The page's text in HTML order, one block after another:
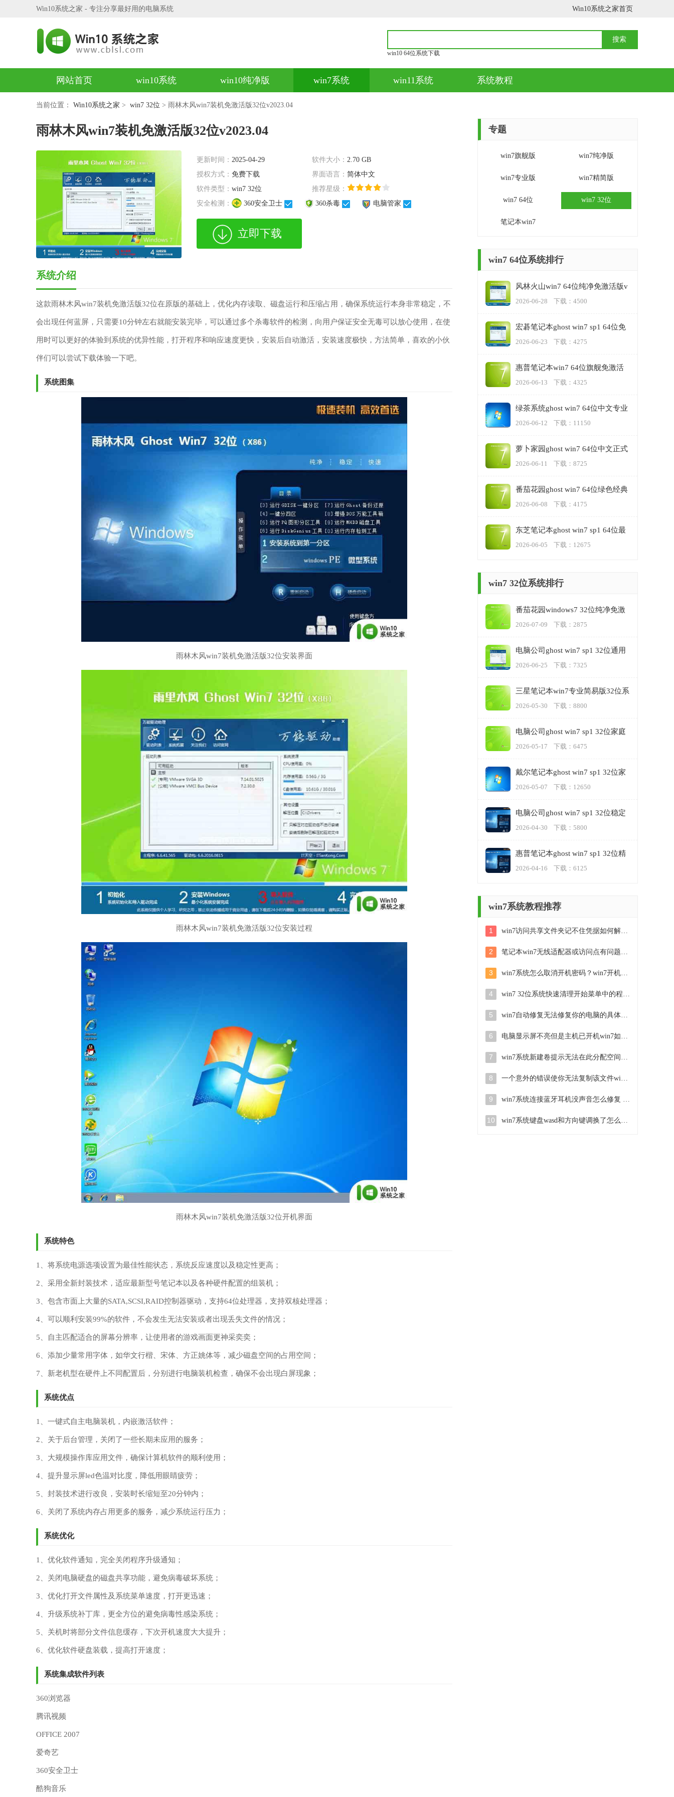
Win10系统之家 - 专注分享最好用的电脑系统 Win10系统之家首页
win10 64位系统下载
网站首页 win10系统 win10纯净版 win7系统 win11系统 系统教程
当前位置： Win10系统之家 > win7 32位 > 雨林木风win7装机免激活版32位v2023.04
雨林木风win7装机免激活版32位v2023.04
更新时间： 2025-04-29 软件大小：2.70 GB
授权方式： 免费下载 界面语言：简体中文
软件类型： win7 32位
推荐星级：
安全检测：
360安全卫士 360杀毒 电脑管家
立即下载
系统介绍
这款雨林木风win7装机免激活版32位在原版的基础上，优化内存读取、磁盘运行和压缩占用，确保系统运行本身非常稳定，不
会出现任何蓝屏，只需要10分钟左右就能安装完毕，可以通过多个杀毒软件的检测，向用户保证安全无毒可以放心使用，在使
用时可以更好的体验到系统的优异性能，打开程序和响应速度更快，安装后自动激活，安装速度极快，方法简单，喜欢的小伙
伴们可以尝试下载体验一下吧。
系统图集
雨林木风win7装机免激活版32位安装界面
雨林木风win7装机免激活版32位安装过程
雨林木风win7装机免激活版32位开机界面
系统特色
1、将系统电源选项设置为最佳性能状态，系统反应速度以及稳定性更高；
2、采用全新封装技术，适应最新型号笔记本以及各种硬件配置的组装机；
3、包含市面上大量的SATA,SCSI,RAID控制器驱动，支持64位处理器，支持双核处理器；
4、可以顺利安装99%的软件，不会发生无法安装或者出现丢失文件的情况；
5、自主匹配适合的屏幕分辨率，让使用者的游戏画面更神采奕奕；
6、添加少量常用字体，如华文行楷、宋体、方正姚体等，减少磁盘空间的占用空间；
7、新老机型在硬件上不同配置后，分别进行电脑装机检查，确保不会出现白屏现象；
系统优点
1、一键式自主电脑装机，内嵌激活软件；
2、关于后台管理，关闭了一些长期未应用的服务；
3、大规模操作库应用文件，确保计算机软件的顺利使用；
4、提升显示屏led色温对比度，降低用眼睛疲劳；
5、封装技术进行改良，安装时长缩短至20分钟内；
6、关闭了系统内存占用更多的服务，减少系统运行压力；
系统优化
1、优化软件通知，完全关闭程序升级通知；
2、关闭电脑硬盘的磁盘共享功能，避免病毒破坏系统；
3、优化打开文件属性及系统菜单速度，打开更迅速；
4、升级系统补丁库，更全方位的避免病毒性感染系统；
5、关机时将部分文件信息缓存，下次开机速度大大提升；
6、优化软件硬盘装载，提高打开速度；
系统集成软件列表
360浏览器
腾讯视频
OFFICE 2007
爱奇艺
360安全卫士
酷狗音乐
专题
win7旗舰版 win7纯净版
win7专业版 win7精简版
win7 64位 win7 32位
笔记本win7
win7 64位系统排行
风林火山win7 64位纯净免激活版v
2023.06
2026-06-28 下载：4500
宏碁笔记本ghost win7 sp1 64位免
费极速版下载v2023.06
2026-06-23 下载：4275
惠普笔记本win7 64位旗舰免激活
版v2023.06
2026-06-13 下载：4325
绿茶系统ghost win7 64位中文专业
版v2023.06
2026-06-12 下载：11150
萝卜家园ghost win7 64位中文正式
版v2023.06
2026-06-11 下载：8725
番茄花园ghost win7 64位绿色经典
版v2023.06
2026-06-08 下载：4175
东芝笔记本ghost win7 sp1 64位最
新专业版下载v2023.06
2026-06-05 下载：12675
win7 32位系统排行
番茄花园windows7 32位纯净免激
活版v2023.07
2026-07-09 下载：2875
​电脑公司ghost win7 sp1 32位通用
稳定版v2023.06
2026-06-25 下载：7325
三星笔记本win7专业简易版32位系
统下载v2023.05
2026-05-30 下载：8800
​电脑公司ghost win7 sp1 32位家庭
稳定版下载v2023.05
2026-05-17 下载：6475
戴尔笔记本ghost win7 sp1 32位家
庭正式版下载v2023.05
2026-05-07 下载：12650
​电脑公司ghost win7 sp1 32位稳定
纯净原版v2023.04
2026-04-30 下载：5800
惠普笔记本ghost win7 sp1 32位精
简装机版下载v2023.04
2026-04-16 下载：6125
win7系统教程推荐
1 win7访问共享文件夹记不住凭据如何解决 Windows 7 记住网络共享文件夹凭据设置方法
2 笔记本win7无线适配器或访问点有问题解决方法 笔记本win7无线适配器无法连接网络解决方法
3 win7系统怎么取消开机密码？win7开机密码怎么取消 win7系统如何取消开机密码
4 win7 32位系统快速清理开始菜单中的程序使用记录的方法 如何清理win7 32位系统开始菜单中的程序使用记录
5 win7自动修复无法修复你的电脑的具体处理方法 win7自动修复无法修复的原因和解决方法
6 电脑显示屏不亮但是主机已开机win7如何修复 电脑显示屏黑屏但主机已开机怎么办win7
7 win7系统新建卷提示无法在此分配空间中创建新建卷如何修复 win7系统新建卷无法分配空间如何解决
8 一个意外的错误使你无法复制该文件win7的解决方案 win7文件复制失败怎么办
9 win7系统连接蓝牙耳机没声音怎么修复 win7系统连接蓝牙耳机无声音问题解决方法
10 win7系统键盘wasd和方向键调换了怎么办 win7系统键盘wasd和方向键调换后无法恢复